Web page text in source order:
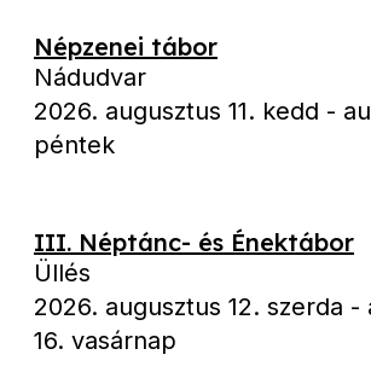
Népzenei tábor
Nádudvar
2026. augusztus 11. kedd -
péntek
III. Néptánc- és Énektábor
Üllés
2026. augusztus 12. szerda -
16. vasárnap